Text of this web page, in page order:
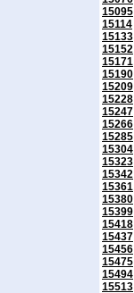
15095
15114
15133
15152
15171
15190
15209
15228
15247
15266
15285
15304
15323
15342
15361
15380
15399
15418
15437
15456
15475
15494
15513